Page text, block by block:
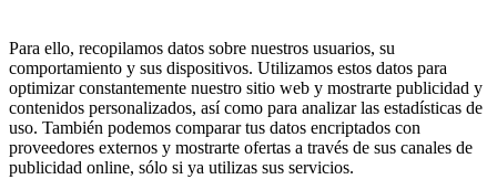
Para ello, recopilamos datos sobre nuestros usuarios, su
comportamiento y sus dispositivos. Utilizamos estos datos para
optimizar constantemente nuestro sitio web y mostrarte publicidad y
contenidos personalizados, así como para analizar las estadísticas de
uso. También podemos comparar tus datos encriptados con
proveedores externos y mostrarte ofertas a través de sus canales de
publicidad online, sólo si ya utilizas sus servicios.